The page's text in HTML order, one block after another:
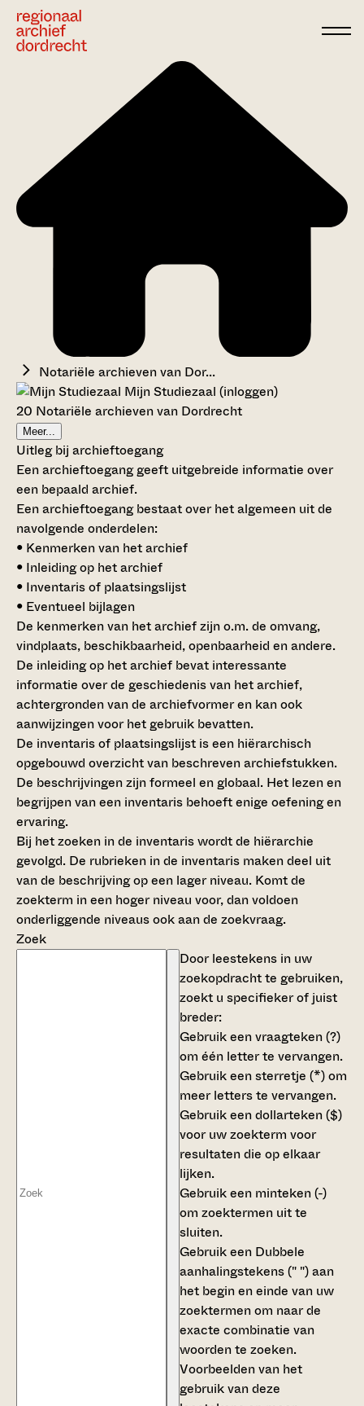
Notariële archieven van Dor...
Mijn Studiezaal (inloggen)
20 Notariële archieven van Dordrecht
Meer...
Uitleg bij archieftoegang
Een archieftoegang geeft uitgebreide informatie over
een bepaald archief.
Een archieftoegang bestaat over het algemeen uit de
navolgende onderdelen:
• Kenmerken van het archief
• Inleiding op het archief
• Inventaris of plaatsingslijst
• Eventueel bijlagen
De kenmerken van het archief zijn o.m. de omvang,
vindplaats, beschikbaarheid, openbaarheid en andere.
De inleiding op het archief bevat interessante
informatie over de geschiedenis van het archief,
achtergronden van de archiefvormer en kan ook
aanwijzingen voor het gebruik bevatten.
De inventaris of plaatsingslijst is een hiërarchisch
opgebouwd overzicht van beschreven archiefstukken.
De beschrijvingen zijn formeel en globaal. Het lezen en
begrijpen van een inventaris behoeft enige oefening en
ervaring.
Bij het zoeken in de inventaris wordt de hiërarchie
gevolgd. De rubrieken in de inventaris maken deel uit
van de beschrijving op een lager niveau. Komt de
zoekterm in een hoger niveau voor, dan voldoen
onderliggende niveaus ook aan de zoekvraag.
Zoek
Door leestekens in uw
zoekopdracht te gebruiken,
zoekt u specifieker of juist
breder:
Gebruik eenvraagteken (?)
om één letter te vervangen.
Gebruik eensterretje (*)om
meer letters te vervangen.
Gebruik eendollarteken ($)
voor uw zoekterm voor
resultaten die op elkaar
lijken.
Gebruik een minteken (-)
om zoektermen uit te
sluiten.
Gebruik een Dubbele
aanhalingstekens (" ")aan
het begin en einde van uw
zoektermen om naar de
exacte combinatie van
woorden te zoeken.
Voorbeelden van het
gebruik van deze